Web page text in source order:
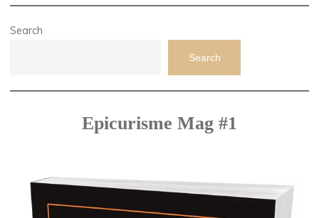
Search
Search
Epicurisme Mag #1